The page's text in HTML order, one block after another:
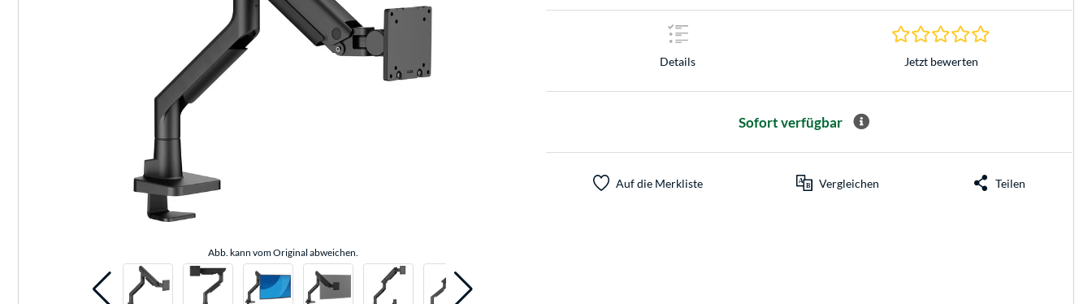
Abb. kann vom Original abweichen.
Details
0.0 Sterne bei 0
Jetzt bewerten
Sofort verfügbar
Auf die Merkliste Vergleichen Teilen